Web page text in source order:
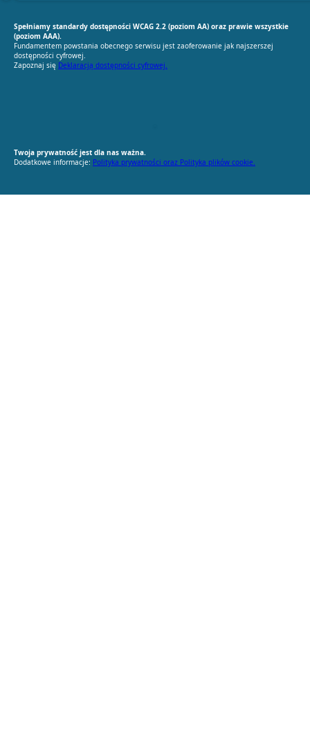
Spełniamy standardy dostępności WCAG 2.2 (poziom AA) oraz prawie wszystkie
(poziom AAA).
Fundamentem powstania obecnego serwisu jest zaoferowanie jak najszerszej
dostępności cyfrowej.
Zapoznaj się Deklaracją dostępności cyfrowej.
Twoja prywatność jest dla nas ważna.
Dodatkowe informacje: Polityka prywatności oraz Polityka plików cookie.